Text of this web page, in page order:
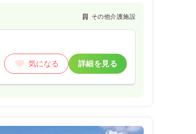
その他介護施設
気になる 詳細を見る